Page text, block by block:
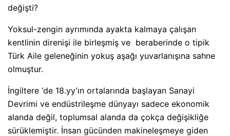
değişti?
Yoksul-zengin ayrımında ayakta kalmaya çalışan
kentlinin direnişi ile birleşmiş ve beraberinde o tipik
Türk Aile geleneğinin yokuş aşağı yuvarlanışına sahne
olmuştur.
İngiltere ‘de 18.yy’ın ortalarında başlayan Sanayi
Devrimi ve endüstrileşme dünyayı sadece ekonomik
alanda değil, toplumsal alanda da çokça değişikliğe
sürüklemiştir. İnsan gücünden makineleşmeye giden